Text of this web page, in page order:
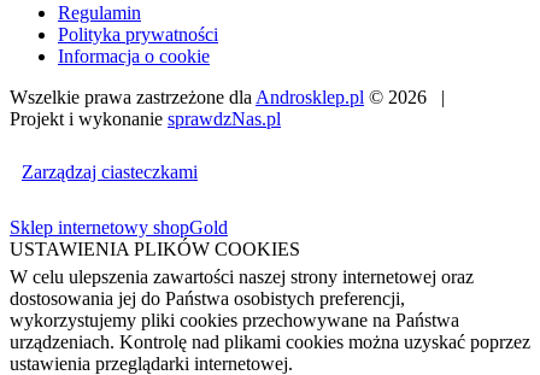
Regulamin
Polityka prywatności
Informacja o cookie
Wszelkie prawa zastrzeżone dla Androsklep.pl © 2026 |
Projekt i wykonanie sprawdzNas.pl
Zarządzaj ciasteczkami
Sklep internetowy shopGold
USTAWIENIA PLIKÓW COOKIES
W celu ulepszenia zawartości naszej strony internetowej oraz
dostosowania jej do Państwa osobistych preferencji,
wykorzystujemy pliki cookies przechowywane na Państwa
urządzeniach. Kontrolę nad plikami cookies można uzyskać poprzez
ustawienia przeglądarki internetowej.